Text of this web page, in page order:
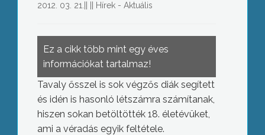
2012. 03. 21. Hírek - Aktuális
Ez a cikk több mint egy éves
információkat tartalmaz!
Tavaly ősszel is sok végzős diák segített
és idén is hasonló létszámra számítanak,
hiszen sokan betöltötték 18. életévüket,
ami a véradás egyik feltétele.